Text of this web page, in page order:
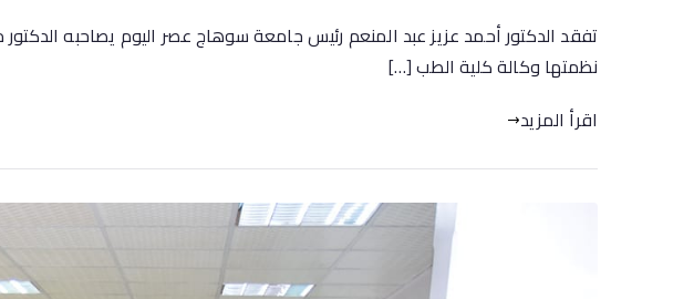
تفقد الدكتور أحمد عزيز عبد المنعم رئيس جامعة سوهاج عصر اليوم يصاحبه
نظمتها وكالة كلية الطب […]
اقرأ المزيد